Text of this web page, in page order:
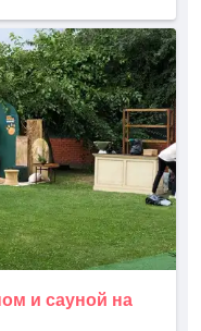
и сауной на